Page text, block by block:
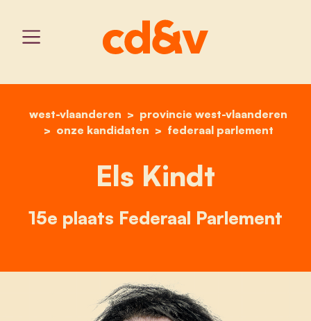
home
west-vlaanderen
provincie west-vlaanderen
onze kandidaten
federaal parlement
els kindt
Els Kindt
15e plaats Federaal Parlement